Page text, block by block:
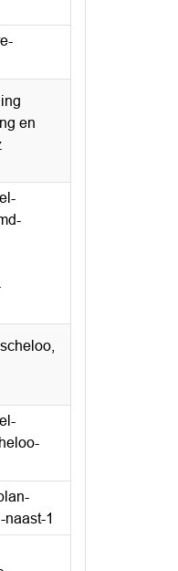
en
1